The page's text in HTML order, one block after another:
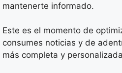
mantenerte informado.
Este es el momento de
consumes noticias y de
más completa y